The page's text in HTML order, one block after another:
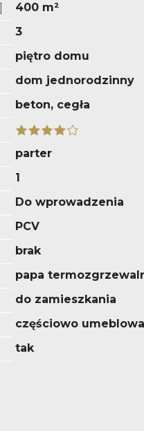
400 m²
3
piętro domu
dom jednorodzinny
beton, cegła
parter
1
Do wprowadzenia
PCV
brak
papa
do zamieszkania
częściowo
tak